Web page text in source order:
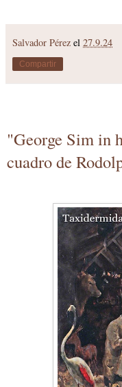
Salvador Pérez el 27.9.24
Compartir
"George Sim in
cuadro de